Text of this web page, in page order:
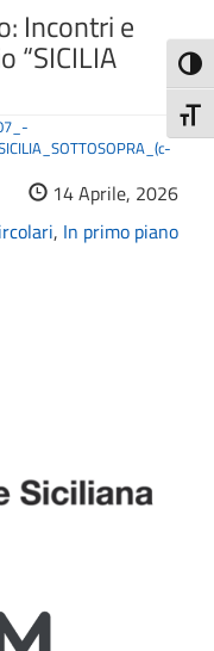
Incontri e
“SICILIA
14 Aprile, 2026
, In primo piano